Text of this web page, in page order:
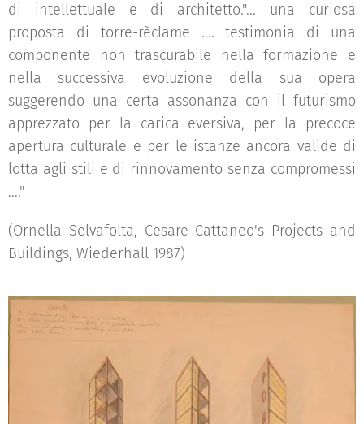
di intellettuale e di architetto."... una curiosa
proposta di torre-rèclame .... testimonia di una
componente non trascurabile nella formazione e
nella successiva evoluzione della sua opera
suggerendo una certa assonanza con il futurismo
apprezzato per la carica eversiva, per la precoce
apertura culturale e per le istanze ancora valide di
lotta agli stili e di rinnovamento senza compromessi
...."
(Ornella Selvafolta, Cesare Cattaneo's Projects and
Buildings, Wiederhall 1987)